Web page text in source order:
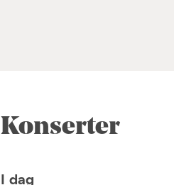
Konserter
I dag